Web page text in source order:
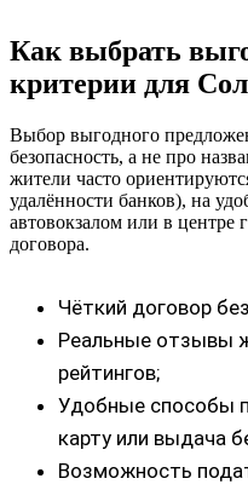
Как выбрать
критерии для
Выбор выгодного
безопасность, а не про
жители часто
удалённости банков), на
автовокзалом или в центре
договора.
Чёткий договор
Реальные отзывы
рейтингов;
Удобные способы
карту или выдача
Возможность